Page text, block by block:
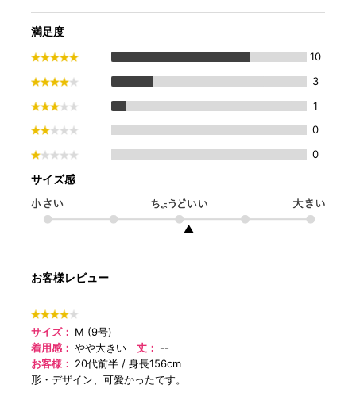
満足度
10
3
1
0
0
サイズ感
▲
お客様レビュー
サイズ： M (9号)
着用感：やや大きい 丈： --
お客様： 20代前半
身長156cm
形・デザイン、可愛かったです。